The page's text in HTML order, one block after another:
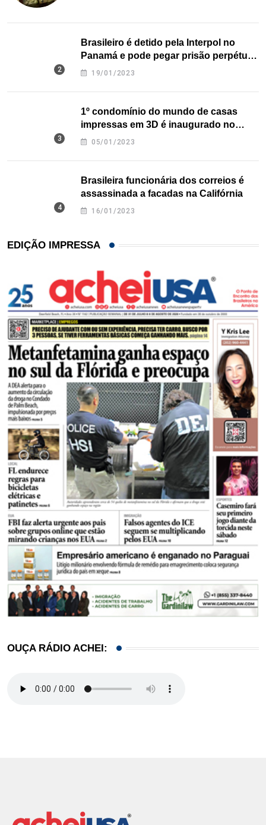
Brasileiro é detido pela Interpol no
Panamá e pode pegar prisão perpétua
nos EUA
19/01/2023
1º condomínio do mundo de casas
impressas em 3D é inaugurado no
Texas
05/01/2023
Brasileira funcionária dos correios é
assassinada a facadas na Califórnia
16/01/2023
EDIÇÃO IMPRESSA
OUÇA RÁDIO ACHEI: